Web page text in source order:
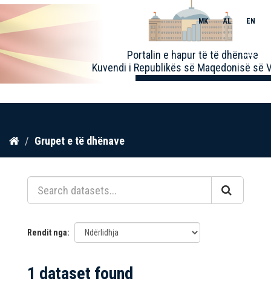
Kalo
përmbajtja
Portalin e hapur të të dhënave
Kuvendi i Republikës së Maqedonisë së
MK AL EN
Toggle
Grupet e të dhënave
Rendit nga
1 dataset found